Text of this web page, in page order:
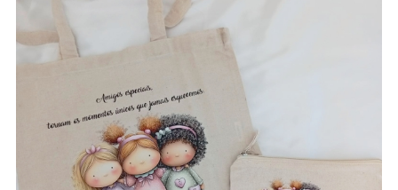
Sacos / necessaires / estojos / porta-
moedas para amigas e gatos – vários
modelos